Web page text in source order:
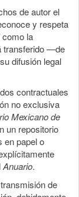
de autor el
y respeta
como la
transferido —de
difusión legal
contractuales
no exclusiva
Mexicano de
un repositorio
en papel o
Anuario.
de